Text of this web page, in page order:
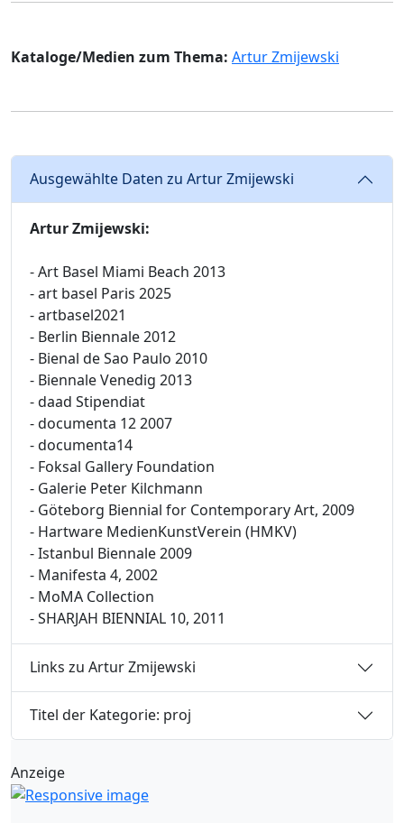
Kataloge/Medien zum Thema: Artur Zmijewski
Ausgewählte Daten zu Artur Zmijewski
Artur Zmijewski:
- Art Basel Miami Beach 2013
- art basel Paris 2025
- artbasel2021
- Berlin Biennale 2012
- Bienal de Sao Paulo 2010
- Biennale Venedig 2013
- daad Stipendiat
- documenta 12 2007
- documenta14
- Foksal Gallery Foundation
- Galerie Peter Kilchmann
- Göteborg Biennial for Contemporary Art, 2009
- Hartware MedienKunstVerein (HMKV)
- Istanbul Biennale 2009
- Manifesta 4, 2002
- MoMA Collection
- SHARJAH BIENNIAL 10, 2011
Links zu Artur Zmijewski
Titel der Kategorie: proj
Anzeige